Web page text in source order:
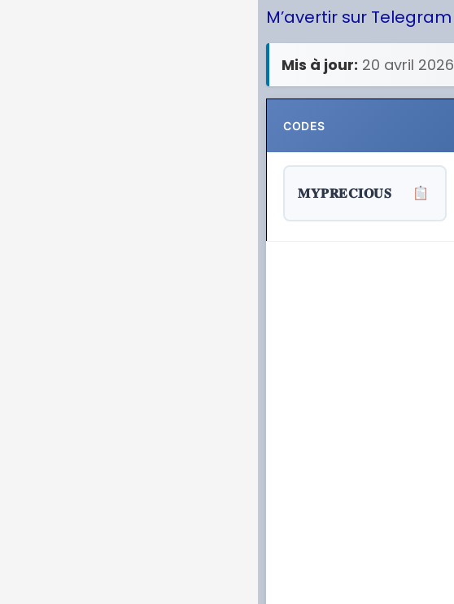
M’avertir sur Telegram
Mis à jour: 20 avril 2026
CODES
𝐌𝐘𝐏𝐑𝐄𝐂𝐈𝐎𝐔𝐒